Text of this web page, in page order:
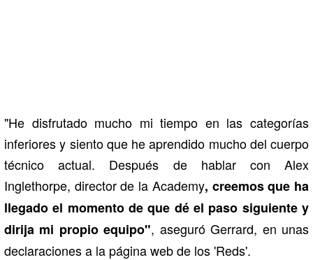
"He disfrutado mucho mi tiempo en las categorías
inferiores y siento que he aprendido mucho del cuerpo
técnico actual. Después de hablar con Alex
Inglethorpe, director de la Academy, creemos que ha
llegado el momento de que dé el paso siguiente y
dirija mi propio equipo", aseguró Gerrard, en unas
declaraciones a la página web de los 'Reds'.